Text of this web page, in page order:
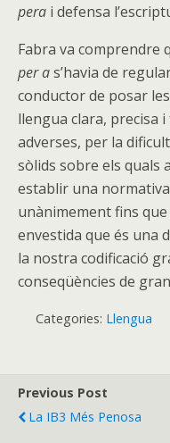
pera i defensa
Fabra va comprendre
per as’havia de
conductor de posar
llengua clara, precisa
adverses, per la
sòlids sobre els quals
establir una
unànimement fins
envestida que és una
la nostra codificació
conseqüències de
Categories: Llengua
Previous Post
La IB3 Més Penosa